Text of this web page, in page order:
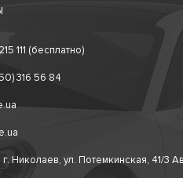
111 (бесплатно)
316 56 84
г. Николаев, ул. Потемкинская, 41/3